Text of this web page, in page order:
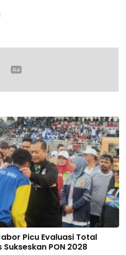
Picu Evaluasi Total
Sukseskan PON 2028